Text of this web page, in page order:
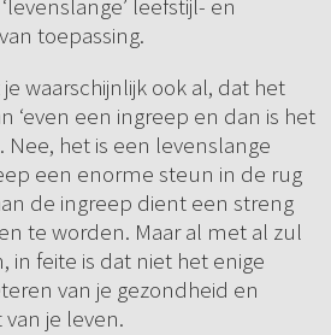
leefstijl- en
toepassing.
waarschijnlijk ook al, dat het
‘even een ingreep en dan is het
het is een levenslange
een enorme steun in de rug
de ingreep dient een streng
te worden. Maar al met al zul
in feite is dat niet het enige
van je gezondheid en
je leven.